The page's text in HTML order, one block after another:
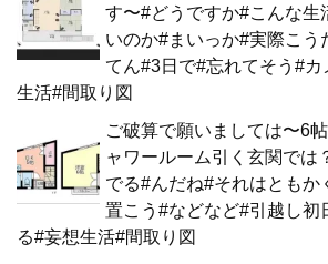
す〜#どうですか#こんな生
いのか#まいっか#実際こう
てん#3日で#忘れてそう#カ
生活#間取り図
ご破算で願いましては〜6
ャワールーム引く玄関では
でる#んだね#それはともか
置こう#などなど#引越し初
る#妄想生活#間取り図